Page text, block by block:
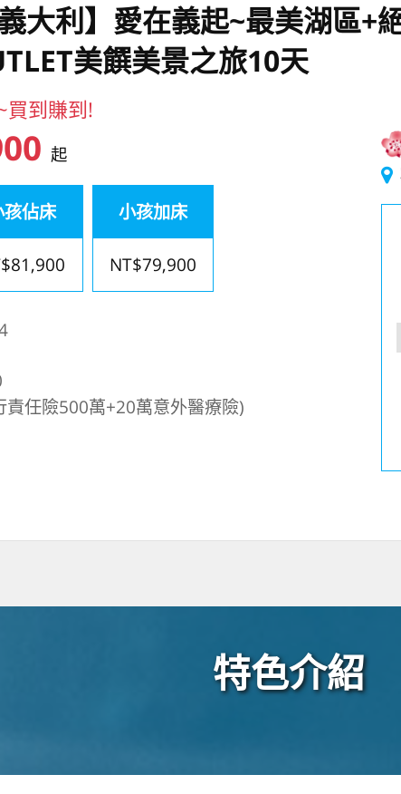
義大利】愛在義起~最美湖區
美饌美景之旅10天
買到賺到!
起
孩佔床 小孩加床
NT$79,900
任險500萬+20萬意外醫療險)
特色介紹